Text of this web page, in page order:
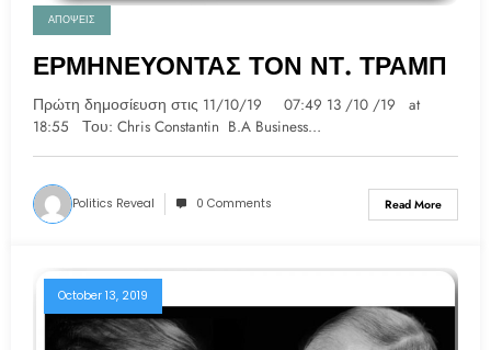
ΑΠΟΨΕΙΣ
ΕΡΜΗΝΕΥΟΝΤΑΣ ΤΟΝ ΝΤ. ΤΡΑΜΠ
Πρώτη δημοσίευση στις 11/10/19 07:49 13 /10 /19 at
18:55 Του: Chris Constantin B.A Business…
Politics Reveal 0 Comments Read More
October 13, 2019